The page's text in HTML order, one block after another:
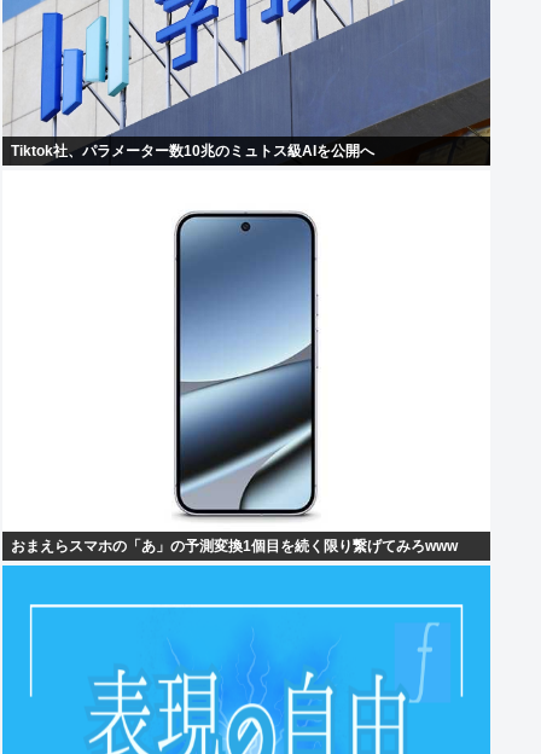
Tiktok社、パラメーター数10兆のミュトス級AIを公開へ
おまえらスマホの「あ」の予測変換1個目を続く限り繋げてみろwww